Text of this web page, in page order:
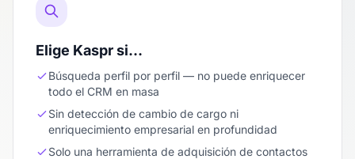
Elige Kaspr si…
Búsqueda perfil por perfil — no puede enriquecer
todo el CRM en masa
Sin detección de cambio de cargo ni
enriquecimiento empresarial en profundidad
Solo una herramienta de adquisición de contactos